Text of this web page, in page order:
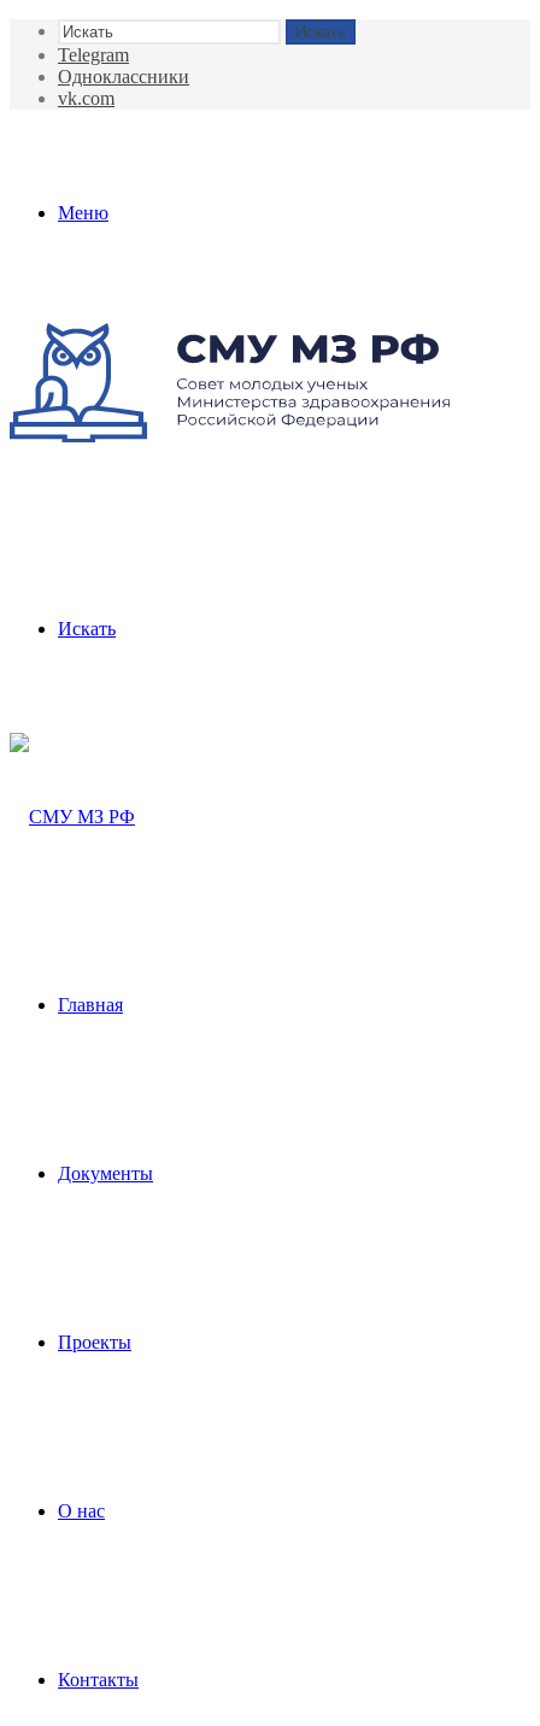
Искать
Telegram
Одноклассники
vk.com
Меню
Искать
Главная
Документы
Проекты
О нас
Контакты